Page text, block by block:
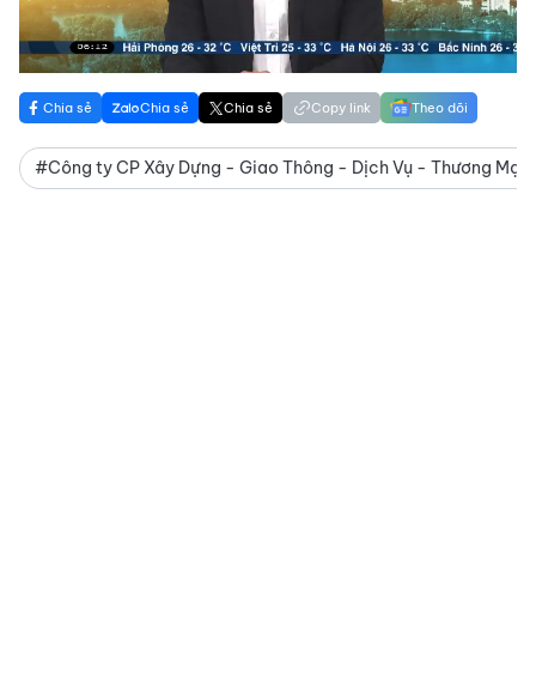
Video
Chia sẻ Chia sẻ Chia sẻ Copy link Theo dõi
#Công ty CP Xây Dựng - Giao Thông - Dịch Vụ - Thương Mại